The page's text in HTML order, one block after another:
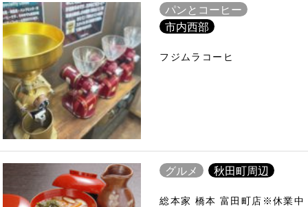
パンとコーヒー
市内西部
フジムラコーヒ
グルメ 秋田町周辺
総本家 橋本 富田町店※休業中